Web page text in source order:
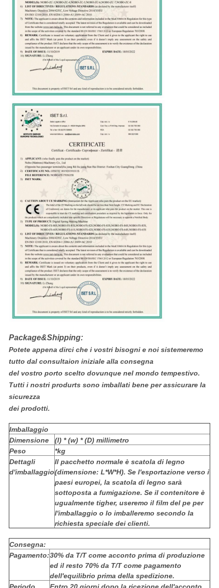
Package&Shipping:
Potete appena dirci che i vostri bisogni e noi sistemeremo
tutto dal consultaion iniziale alla consegna
del vostro porto scelto dovunque nel mondo tempestivo.
Tutti i nostri produrts sono imballati bene per assicurare la
sicurezza
dei prodotti.
Imballaggio
Dimensione
(l) * (w) * (D) millimetro
Peso
*kg
Dettagli
d'imballaggio
Il pacchetto normale è scatola di legno
(dimensione: L*W*H). Se l'esportazione verso i
paesi europei, la scatola di legno sarà
sottoposta a fumigazione. Se il contenitore è
ugualmente tigher, useremo il film del pe per
l'imballaggio o lo imballeremo secondo la
richiesta speciale dei clienti.
Consegna:
Pagamento:30% da T/T come acconto prima di produzione
ed il resto 70% da T/T come pagamento
dell'equilibrio prima della spedizione.
Periodo
Entro 20 giorni dopo la ricezione dell'acconto